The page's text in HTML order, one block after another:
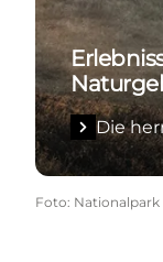
Die
Foto: Nationalpark